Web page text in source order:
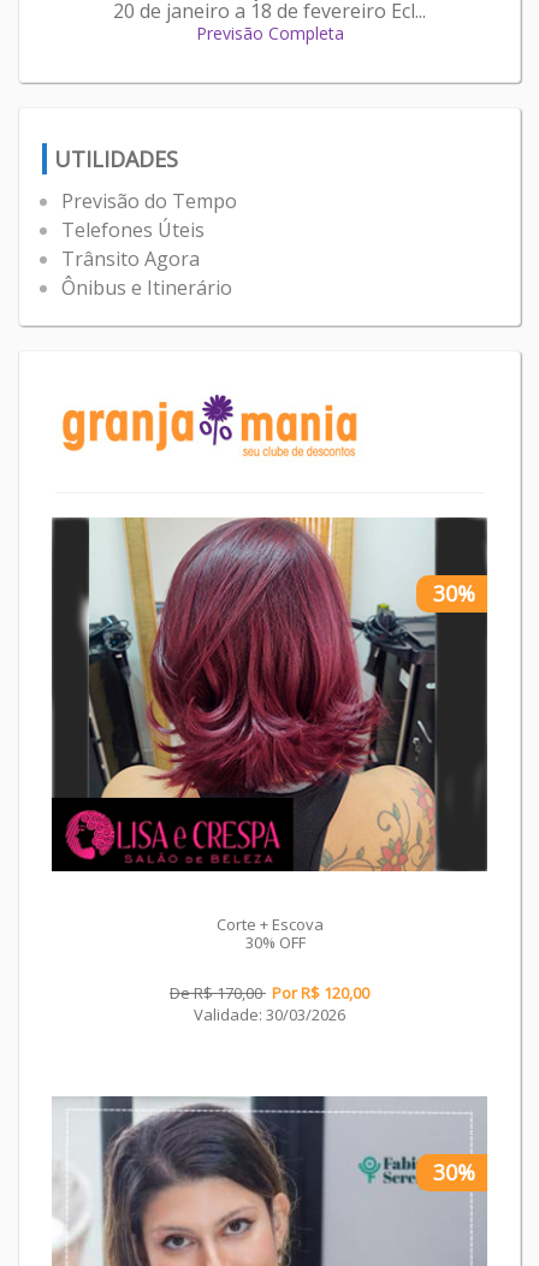
20 de janeiro a 18 de fevereiro Ecl...
Previsão Completa
UTILIDADES
Previsão do Tempo
Telefones Úteis
Trânsito Agora
Ônibus e Itinerário
30%
Corte + Escova
30% OFF
De R$ 170,00 Por R$ 120,00
Validade: 30/03/2026
30%